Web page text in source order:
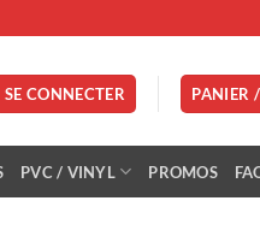
SE CONNECTER PANIER /
PVC / VINYL PROMOS